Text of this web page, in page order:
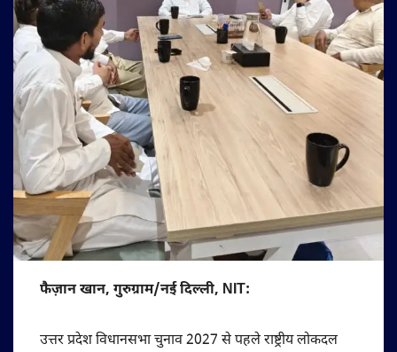
फैज़ान खान, गुरुग्राम/नई दिल्ली, NIT:
उत्तर प्रदेश विधानसभा चुनाव 2027 से पहले राष्ट्रीय लोकदल